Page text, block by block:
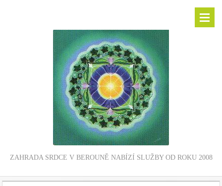
ZAHRADA SRDCE V BEROUNĚ NABÍZÍ SLUŽBY OD ROKU 2008